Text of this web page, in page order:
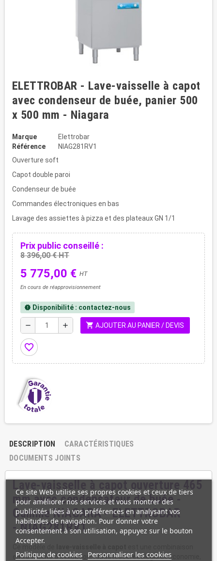
ELETTROBAR - Lave-vaisselle à capot
avec condenseur de buée, panier 500
x 500 mm - Niagara
Marque
Elettrobar
Référence
NIAG281RV1
Ouverture soft
Capot double paroi
Condenseur de buée
Commandes électroniques en bas
Lavage des assiettes à pizza et des plateaux GN 1/1
Prix public conseillé :
8 396,00 € HT
5 775,00 € HT
En cours de réapprovisionnement
new_releases Disponibilité : contactez-nous
remove add shopping_cart AJOUTER AU PANIER / DEVIS
favorite_border
DESCRIPTION
CARACTÉRISTIQUES
DOCUMENTS JOINTS
mm avec condensateur de buée -
Gamme NIAGARA - ELETTROBAR
- NIAG281RV1
Ce modèle de
entre facilité d'utilisation, robustesse, écologie et économie,
Ce site Web utilise ses propres cookies et ceux de tiers
pour améliorer nos services et vous montrer des
publicités liées à vos préférences en analysant vos
habitudes de navigation. Pour donner votre
consentement à son utilisation, appuyez sur le bouton
Accepter.
Politique de cookies Personnaliser les cookies